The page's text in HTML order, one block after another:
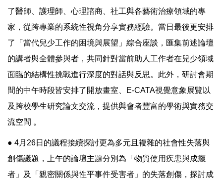
了醫師、護理師、心理諮商、社工與各藝術治療領域的專
家，從跨專業的系統性視角分享實務經驗。當日最後更安排
了「當代兒少工作的困境與展望」綜合座談，匯集前述論壇
的講者與全體參與者，共同針對當前助人工作者在兒少領域
面臨的結構性挑戰進行深度的對話與反思。此外，研討會期
間的中午時段皆安排了開放畫室、E-CATA視覺意象展覽以
及跨校學生研究論文交流，提供與會者豐富的學術與實務交
流空間 。
● 4月26日的議程接續探討更為多元且複雜的社會性失落與
創傷議題，上午的論壇主題分別為「物質使用疾患與成癮
者」及「親密關係與性平事件受害者」的失落創傷，探討成